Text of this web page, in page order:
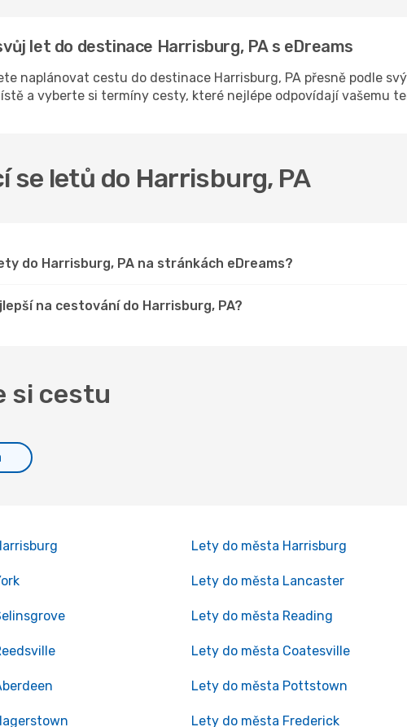
let do destinace Harrisburg, PA s eDreams
naplánovat cestu do destinace Harrisburg, PA přesně podle
a vyberte si termíny cesty, které nejlépe odpovídají vašemu
se letů do Harrisburg, PA
do Harrisburg, PA na stránkách eDreams?
na cestování do Harrisburg, PA?
si cestu
Lety do města Harrisburg
Lety do města Lancaster
Lety do města Reading
Lety do města Coatesville
Lety do města Pottstown
Lety do města Frederick